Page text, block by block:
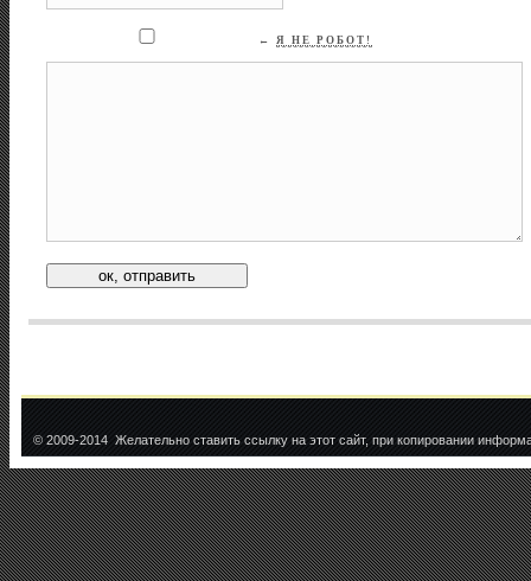
← Я НЕ РОБОТ!
© 2009-2014 Желательно ставить ссылку на этот сайт, при копировании